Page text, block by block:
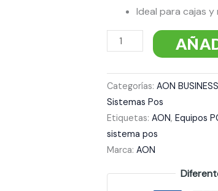
Ideal para cajas
Categorías:AON
Sistemas Pos
Etiquetas:AON,Equipos
sistema pos
Marca:AON